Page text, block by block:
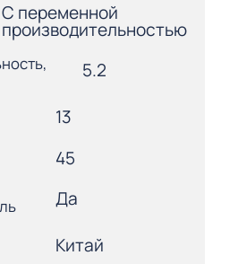
С переменной
производительностью
5.2
13
45
Да
Китай